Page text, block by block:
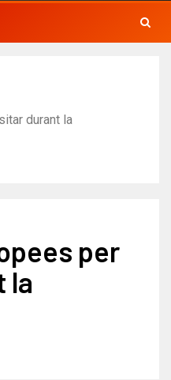
durant la
per
la